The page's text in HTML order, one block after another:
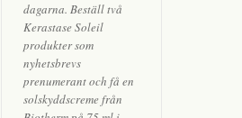
dagarna. Beställ två
Kerastase Soleil
produkter som
nyhetsbrevs
prenumerant och få en
solskyddscreme från